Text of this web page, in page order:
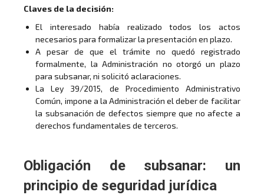
Claves de la decisión:
El interesado había realizado todos los actos
necesarios para formalizar la presentación en plazo.
A pesar de que el trámite no quedó registrado
formalmente, la Administración no otorgó un plazo
para subsanar, ni solicitó aclaraciones.
La Ley 39/2015, de Procedimiento Administrativo
Común, impone a la Administración el deber de facilitar
la subsanación de defectos siempre que no afecte a
derechos fundamentales de terceros.
Obligación de subsanar: un
principio de seguridad jurídica